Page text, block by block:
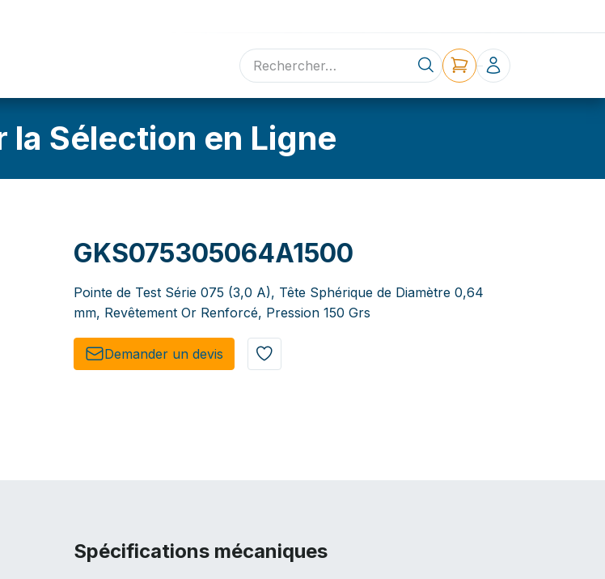
Sélection en ligne Contact
la Sélection en Ligne
GKS075305064A1500
Pointe de Test Série 075 (3,0 A), Tête Sphérique de Diamètre 0,64
mm, Revêtement Or Renforcé, Pression 150 Grs
Demander un de​​vis​​
Spécifications mécaniques